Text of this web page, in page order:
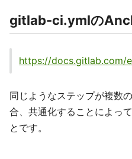
gitlab-ci.ymlの
https://docs.gitlab.com/
同じようなステップが複数
合、共通化することによっ
とです。